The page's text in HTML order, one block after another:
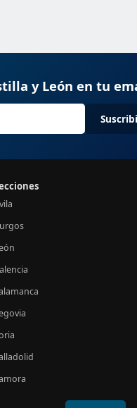
y León en tu